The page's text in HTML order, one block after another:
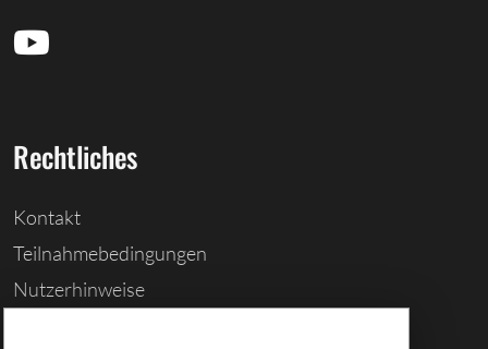
Rechtliches
Kontakt
Teilnahmebedingungen
Nutzerhinweise